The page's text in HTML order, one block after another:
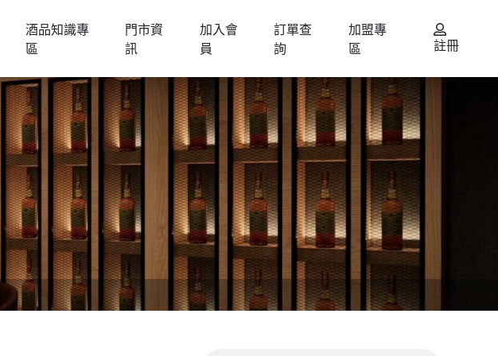
酒品知識專
區
門市資
訊
加入會
員
訂單查
詢
加盟專
區
註冊